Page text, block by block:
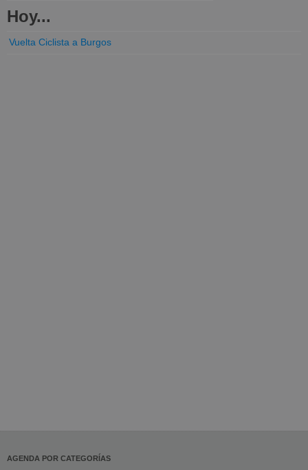
Hoy...
Vuelta Ciclista a Burgos
AGENDA POR CATEGORÍAS